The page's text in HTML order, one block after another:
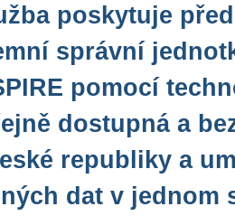
poskytuje
správní
pomocí
dostupná a
republiky a
dat v jednom